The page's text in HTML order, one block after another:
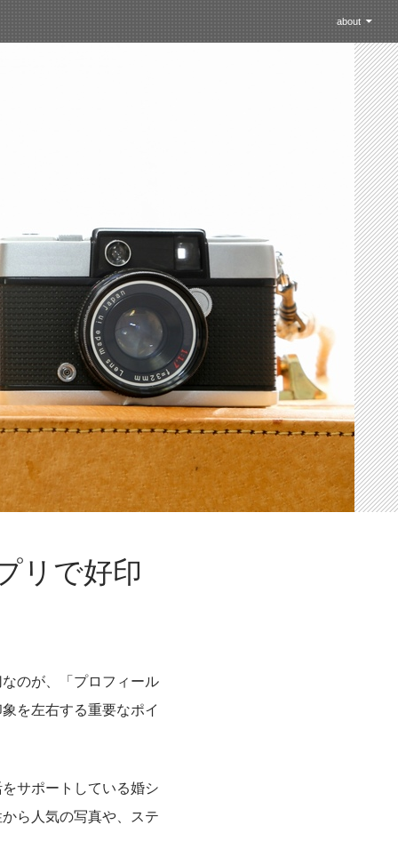
about
リで好印
のが、「プロフィール
を左右する重要なポイ
サポートしている婚シ
ら人気の写真や、ステ